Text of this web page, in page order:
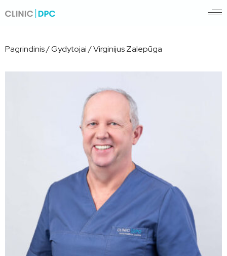
Pagrindinis/Gydytojai/Virginijus Zalepūga